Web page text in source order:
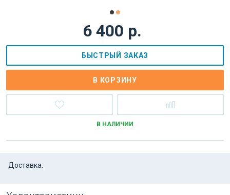
6 400 р.
БЫСТРЫЙ ЗАКАЗ
В КОРЗИНУ
В НАЛИЧИИ
Доставка: